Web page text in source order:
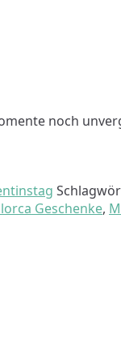
noch
Geschenke,